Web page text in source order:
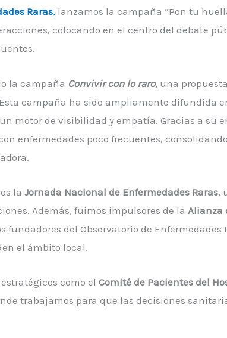
Raras, lanzamos la campaña “Pon tu
colocando en el centro del debate
la campaña Convivir con lo raro, una
campaña ha sido ampliamente difundida
motor de visibilidad y empatía. Gracias a su
enfermedades poco frecuentes,
la Jornada Nacional de Enfermedades Raras,
Además, fuimos impulsores de la Alianza
fundadores del Observatorio de
el ámbito local.
como el Comité de Pacientes del
trabajamos para que las decisiones